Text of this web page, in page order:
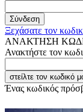
Ξεχάσατε τον
ΑΝΑΚΤΗΣΗ
Ανακτήστε τον
Ένας κωδικός